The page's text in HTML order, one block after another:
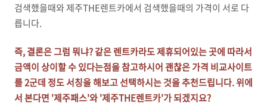
검색했을때와 제주THE렌트카에서 검색했을때의 가격이 서로 다
릅니다.
즉,결론은 그럼 뭐냐? 같은 렌트카라도 제휴되어있는 곳에 따라서
금액이 상이할 수 있다는점을 참고하시어 괜찮은 가격 비교사이트
를 2군데 정도 서칭을 해보고 선택하시는 것을 추천드립니다. 위에
서 본다면 '제주패스'와 '제주THE렌트카'가 되겠지요?